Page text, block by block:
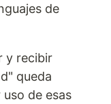
de
y recibir
queda
de esas